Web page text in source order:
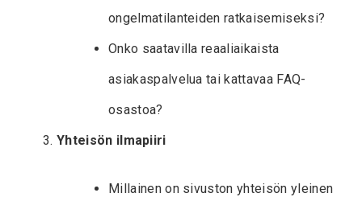
ongelmatilanteiden ratkaisemiseksi?
Onko saatavilla reaaliaikaista
asiakaspalvelua tai kattavaa FAQ-
osastoa?
Yhteisön ilmapiiri
Millainen on sivuston yhteisön yleinen